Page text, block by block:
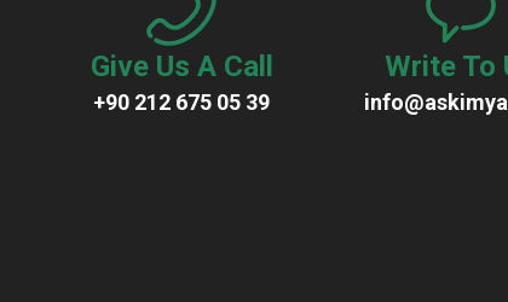
Give Us A Call
+90 212 675 05 39
Write To